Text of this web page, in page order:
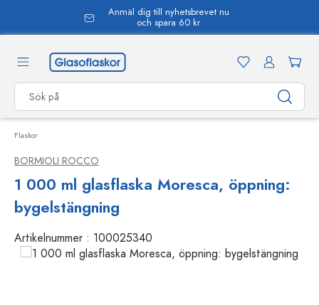
Anmäl dig till nyhetsbrevet nu
och spara 60 kr
Flaskor
BORMIOLI ROCCO
1 000 ml glasflaska Moresca, öppning:
bygelstängning
Artikelnummer : 100025340